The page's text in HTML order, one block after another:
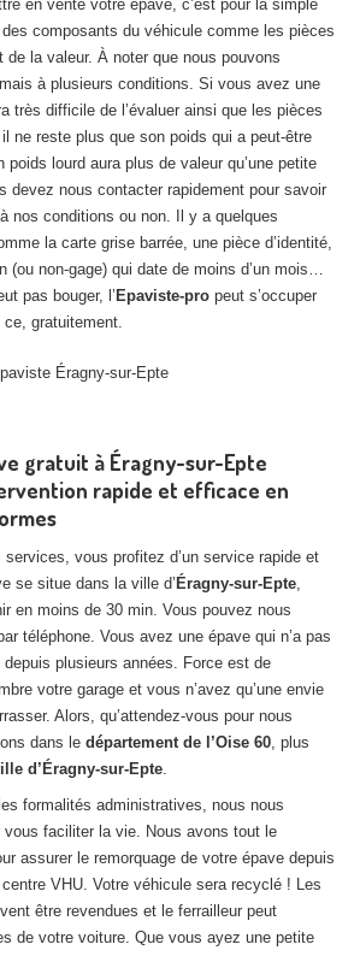
en vente votre épave, c’est pour la simple
des composants du véhicule comme les pièces
de la valeur. À noter que nous pouvons
à plusieurs conditions. Si vous avez une
très difficile de l’évaluer ainsi que les pièces
ne reste plus que son poids qui a peut-être
poids lourd aura plus de valeur qu’une petite
devez nous contacter rapidement pour savoir
nos conditions ou non. Il y a quelques
la carte grise barrée, une pièce d’identité,
(ou non-gage) qui date de moins d’un mois…
pas bouger, l’ Epaviste-pro peut s’occuper
gratuitement.
gratuit à Éragny-sur-Epte
rapide et efficace en
vous profitez d’un service rapide et
se situe dans la ville d’ Éragny-sur-Epte,
en moins de 30 min. Vous pouvez nous
téléphone. Vous avez une épave qui n’a pas
depuis plusieurs années. Force est de
votre garage et vous n’avez qu’une envie
Alors, qu’attendez-vous pour nous
dans le département de l’Oise 60, plus
d’Éragny-sur-Epte.
formalités administratives, nous nous
vous faciliter la vie. Nous avons tout le
assurer le remorquage de votre épave depuis
VHU. Votre véhicule sera recyclé ! Les
être revendues et le ferrailleur peut
de votre voiture. Que vous ayez une petite